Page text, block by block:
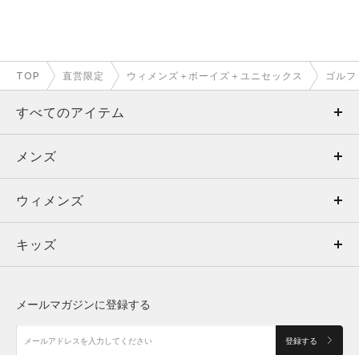
TOP 直営限定 ウィメンズ＋ボーイズ＋ユニセックス ゴルフ
すべてのアイテム
メンズ
ウィメンズ
キッズ
アクセサリー
メンズ
トップス
ボトムス
アクセサリー
ウィメンズ
トップス
シューズ
キッズ
メールマガジンに登録する
登録する